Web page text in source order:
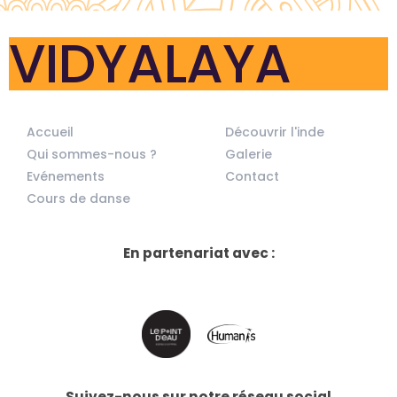
VIDYALAYA
Accueil
Qui sommes-nous ?
Evénements
Cours de danse
Découvrir l'inde
Galerie
Contact
En partenariat avec :